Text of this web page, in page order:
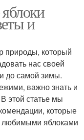
и
природы, который
нас своей
до самой зимы.
важно знать и
этой статье мы
которые
любимыми яблоками